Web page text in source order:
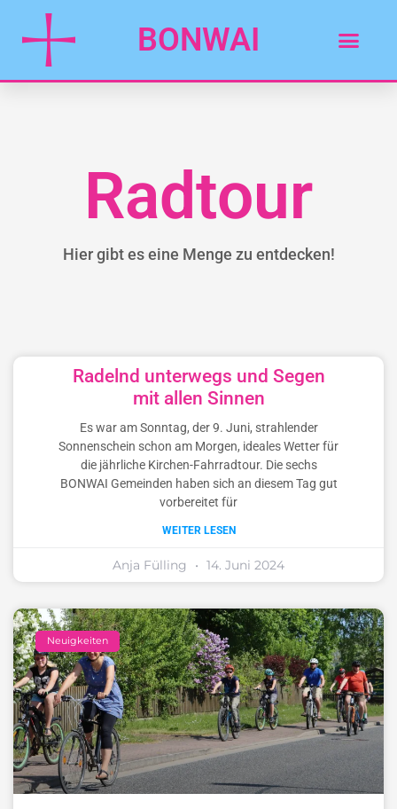
BONWAI
Radtour
Hier gibt es eine Menge zu entdecken!
Radelnd unterwegs und Segen
mit allen Sinnen
Es war am Sonntag, der 9. Juni, strahlender
Sonnenschein schon am Morgen, ideales Wetter für
die jährliche Kirchen-Fahrradtour. Die sechs
BONWAI Gemeinden haben sich an diesem Tag gut
vorbereitet für
WEITER LESEN
Anja Fülling 14. Juni 2024
Neuigkeiten